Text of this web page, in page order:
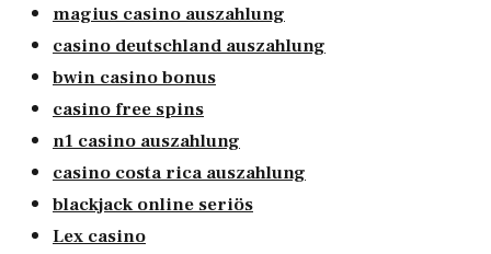
magius casino auszahlung
casino deutschland auszahlung
bwin casino bonus
casino free spins
n1 casino auszahlung
casino costa rica auszahlung
blackjack online seriös
Lex casino